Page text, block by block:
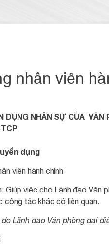
nhân viên
DỤNG NHÂN SỰ CỦA
dụng
viên hành chính
Giúp việc cho Lãnh đạo Văn
công tác khác có liên quan.
Lãnh đạo Văn phòng đại